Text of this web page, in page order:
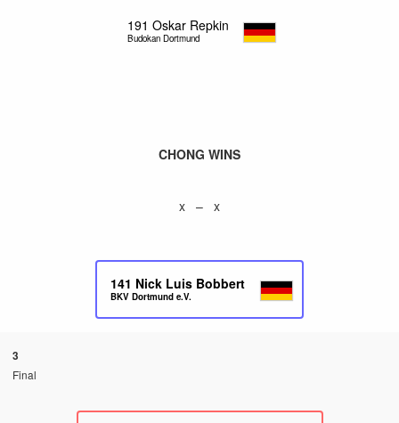
191 Oskar Repkin
Budokan Dortmund
CHONG WINS
x – x
141 Nick Luis Bobbert
BKV Dortmund e.V.
3
Final